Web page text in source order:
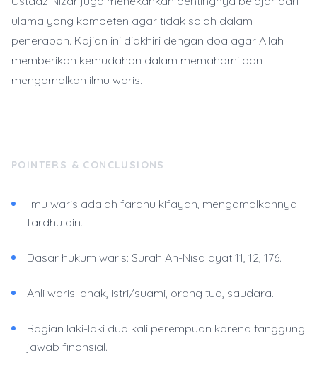
ulama yang kompeten agar tidak salah dalam
penerapan. Kajian ini diakhiri dengan doa agar Allah
memberikan kemudahan dalam memahami dan
mengamalkan ilmu waris.
POINTERS & CONCLUSIONS
Ilmu waris adalah fardhu kifayah, mengamalkannya
fardhu ain.
Dasar hukum waris: Surah An-Nisa ayat 11, 12, 176.
Ahli waris: anak, istri/suami, orang tua, saudara.
Bagian laki-laki dua kali perempuan karena tanggung
jawab finansial.